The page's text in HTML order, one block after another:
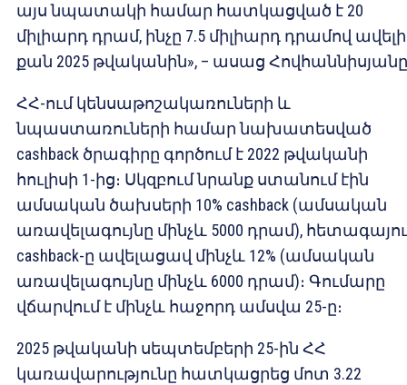
այս նպատակի համար հատկացված է 20
միլիարդ դրամ, ինչը 7.5 միլիարդ դրամով ավելի
քան 2025 թվականին», – ասաց
ՀՀ-ում կենսաթոշակառուների և
նպաստառուների համար նախատեսված
cashback ծրագիրը գործում է 2022 թվականի
հուլիսի 1-ից։ Սկզբում նրանք ստանում էին
ամսական ծախսերի 10% cashback (ամսական
առավելագույնը մինչև 5000 դրամ),
cashback-ը ավելացավ մինչև 12% (ամսական
առավելագույնը մինչև 6000 դրամ)։ Գումարը
վճարվում է մինչև հաջորդ ամսվա 25-ը։
2025 թվականի սեպտեմբերի 25-ին ՀՀ
կառավարությունը հատկացրեց մոտ 3.22